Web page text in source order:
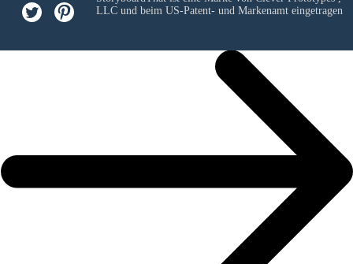
LLCund beim US-Patent- und Markenamt eingetragen